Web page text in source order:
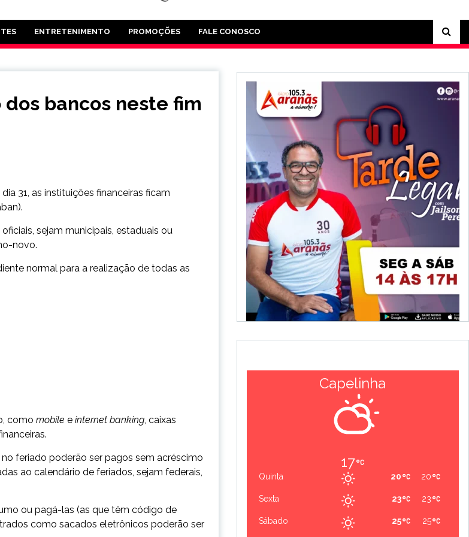
ENTRETENIMENTO PROMOÇÕES FALE CONOSCO
bancos neste fim
31, as instituições financeiras ficam
sejam municipais, estaduais ou
novo.
normal para a realização de todas as
como mobile e internet banking, caixas
feriado poderão ser pagos sem acréscimo
ao calendário de feriados, sejam federais,
ou pagá-las (as que têm código de
como sacados eletrônicos poderão ser
Capelinha
17
Quinta 20
20
Sexta 23
23
Sábado 25
25